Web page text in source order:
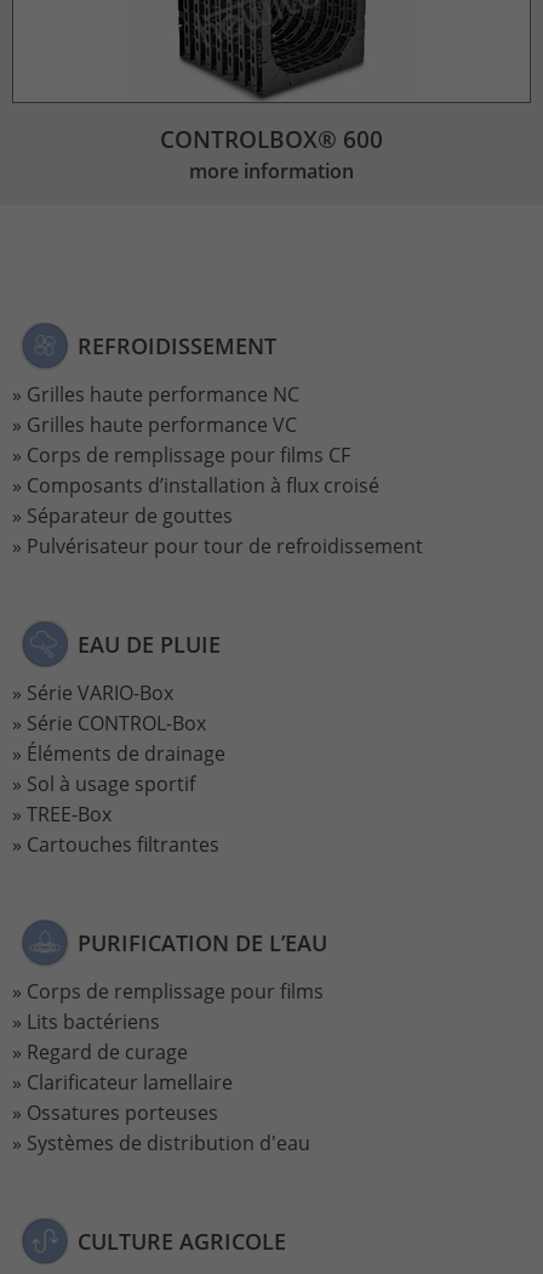
CONTROLBOX® 600
more information
REFROIDISSEMENT
Grilles haute performance NC
Grilles haute performance VC
Corps de remplissage pour films CF
Composants d’installation à flux croisé
Séparateur de gouttes
Pulvérisateur pour tour de refroidissement
EAU DE PLUIE
Série VARIO-Box
Série CONTROL-Box
Éléments de drainage
Sol à usage sportif
TREE-Box
Cartouches filtrantes
PURIFICATION DE L’EAU
Corps de remplissage pour films
Lits bactériens
Regard de curage
Clarificateur lamellaire
Ossatures porteuses
Systèmes de distribution d'eau
CULTURE AGRICOLE